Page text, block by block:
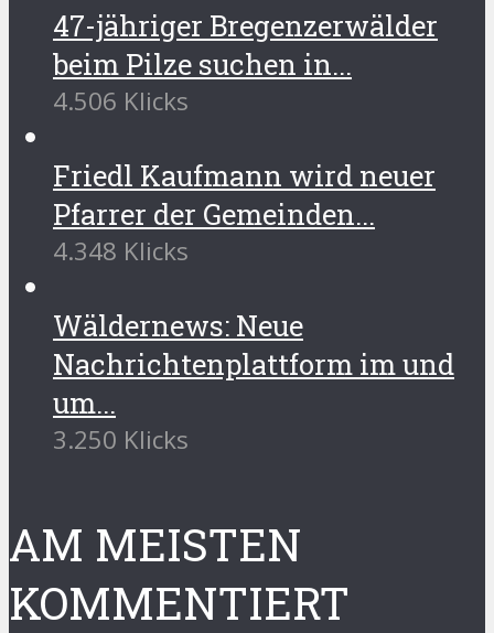
47-jähriger Bregenzerwälder
beim Pilze suchen in...
4.506 Klicks
Friedl Kaufmann wird neuer
Pfarrer der Gemeinden...
4.348 Klicks
Wäldernews: Neue
Nachrichtenplattform im und
um...
3.250 Klicks
AM MEISTEN
KOMMENTIERT